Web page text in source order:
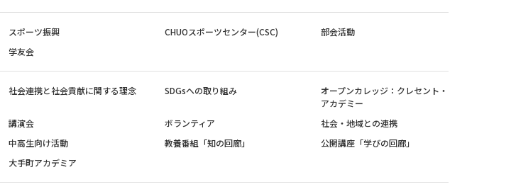
スポーツ振興 CHUOスポーツセンター(CSC)
部会活動
学友会
社会連携と社会貢献に関する理念 SDGsへの取り組み
オープンカレッジ：クレセント・
アカデミー
講演会
ボランティア
社会・地域との連携
中高生向け活動
教養番組「知の回廊」
公開講座「学びの回廊」
大手町アカデミア